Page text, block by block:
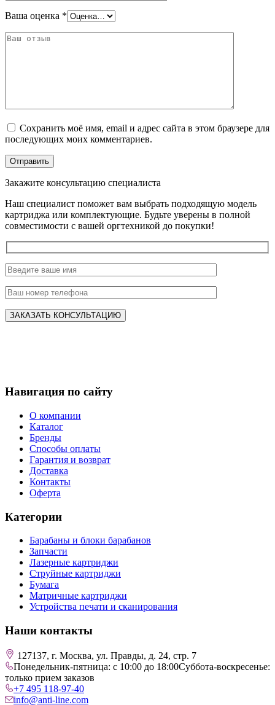
Ваша оценка *
Сохранить моё имя, email и адрес сайта в этом браузере для
последующих моих комментариев.
Закажите консультацию специалиста
Наш специалист поможет вам выбрать подходящую модель
картриджа или комплектующие. Будьте уверены в полной
совместимости с вашей оргтехникой до покупки!
Навигация по сайту
О компании
Каталог
Бренды
Способы оплаты
Гарантия и возврат
Доставка
Контакты
Оферта
Категории
Барабаны и блоки барабанов
Запчасти
Лазерные картриджи
Струйные картриджи
Бумага
Матричные картриджи
Устройства печати и сканирования
Наши контакты
127137, г. Москва, ул. Правды, д. 24, стр. 7
Понедельник-пятница: с 10:00 до 18:00Суббота-воскресенье:
только прием заказов
+7 495 118-97-40
info@anti-line.com